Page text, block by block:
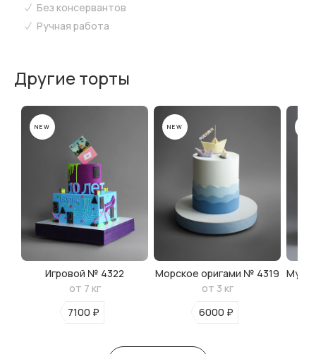
Без консервантов
Ручная работа
Другие торты
Игровой № 4322
от 7 кг
7100 ₽
NEW
Морское оригами № 4319
от 3 кг
6000 ₽
NEW